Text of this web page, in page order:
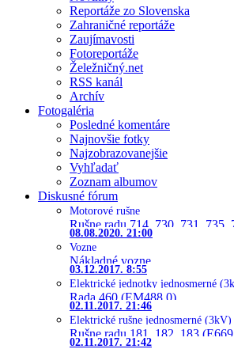
Reportáže zo Slovenska
Zahraničné reportáže
Zaujímavosti
Fotoreportáže
Želežničný.net
RSS kanál
Archív
Fotogaléria
Posledné komentáre
Najnovšie fotky
Najzobrazovanejšie
Vyhľadať
Zoznam albumov
Diskusné fórum
Motorové rušne
Rušne radu 714, 730, 731,
08.08.2020. 21:00
Vozne
Nákladné vozne
03.12.2017. 8:55
Elektrické jednotky jednosmerné
Rada 460 (EM488.0)
02.11.2017. 21:46
Elektrické rušne jednosmerné (3kV)
Rušne radu 181, 182, 183
02.11.2017. 21:42